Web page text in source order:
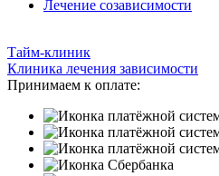
Лечение созависимости
Тайм-клиник
Клиника лечения зависимости
Принимаем к оплате: